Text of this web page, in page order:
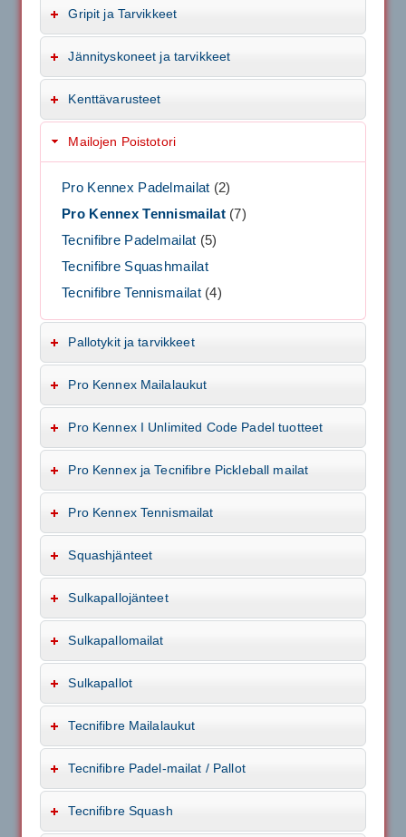
Gripit ja Tarvikkeet
Jännityskoneet ja tarvikkeet
Kenttävarusteet
Mailojen Poistotori
Pro Kennex Padelmailat (2)
Pro Kennex Tennismailat(7)
Tecnifibre Padelmailat (5)
Tecnifibre Squashmailat
Tecnifibre Tennismailat(4)
Pallotykit ja tarvikkeet
Pro Kennex Mailalaukut
Pro Kennex I Unlimited Code Padel tuotteet
Pro Kennex ja Tecnifibre Pickleball mailat
Pro Kennex Tennismailat
Squashjänteet
Sulkapallojänteet
Sulkapallomailat
Sulkapallot
Tecnifibre Mailalaukut
Tecnifibre Padel-mailat / Pallot
Tecnifibre Squash